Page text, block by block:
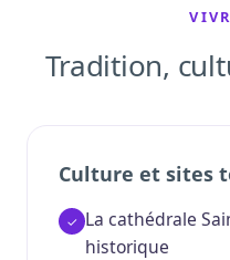
Tradition,
Culture et sites
La cathédrale
historique